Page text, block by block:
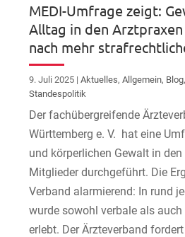
MEDI-Umfrage zeigt:
Alltag in den
nach mehr
9. Juli 2025 |Aktuelles,Allgemein, Blog,
Standespolitik
Der fachübergreifende
Württemberg e. V. hat eine
und körperlichen Gewalt in
Mitglieder durchgeführt. Die
Verband alarmierend: In rund
wurde sowohl verbale als
erlebt. Der Ärzteverband